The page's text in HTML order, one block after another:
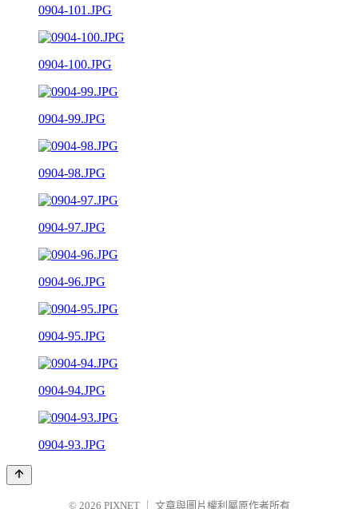
0904-101.JPG
0904-100.JPG
0904-99.JPG
0904-98.JPG
0904-97.JPG
0904-96.JPG
0904-95.JPG
0904-94.JPG
0904-93.JPG
© 2026 PIXNET 文章與圖片權利屬原作者所有